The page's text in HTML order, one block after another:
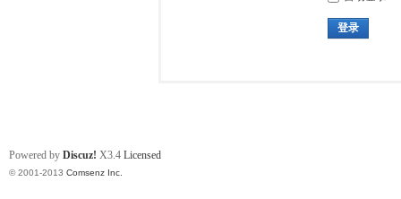
登录
Powered by Discuz! X3.4 Licensed
© 2001-2013 Comsenz Inc.